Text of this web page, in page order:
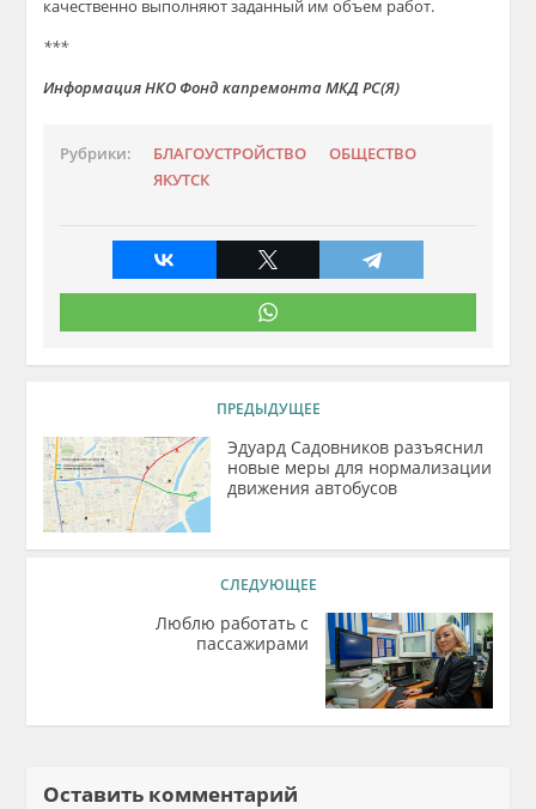
качественно выполняют заданный им объем работ.
***
Информация НКО Фонд капремонта МКД РС(Я)
Рубрики: БЛАГОУСТРОЙСТВО
ОБЩЕСТВО
ЯКУТСК
ПРЕДЫДУЩЕЕ
Эдуард Садовников разъяснил
новые меры для нормализации
движения автобусов
СЛЕДУЮЩЕЕ
Люблю работать с
пассажирами
Оставить комментарий